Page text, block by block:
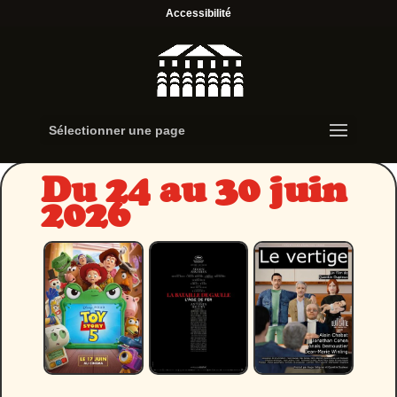
Accessibilité
Sélectionner une page
Du 24 au 30 juin
2026